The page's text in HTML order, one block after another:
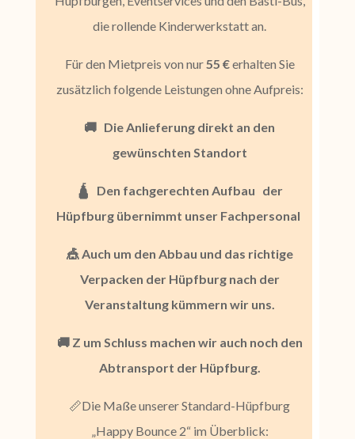
die rollende Kinderwerkstatt an.
Für den Mietpreis von nur 55 €erhalten Sie
zusätzlich folgende Leistungen ohne Aufpreis:
🚚 Die Anlieferung direkt an den
gewünschten Standort
🛕 Den fachgerechten Aufbau der
Hüpfburg übernimmt unser Fachpersonal
🎪 Auch um den Abbau und das richtige
Verpacken der Hüpfburg nach der
Veranstaltung kümmern wir uns.
🚚 Z um Schluss machen wir auch noch den
Abtransport der Hüpfburg.
📏Die Maße unserer Standard-Hüpfburg
„Happy Bounce 2“ im Überblick: